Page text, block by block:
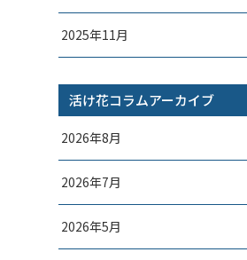
2025年11月
活け花コラムアーカイブ
2026年8月
2026年7月
2026年5月